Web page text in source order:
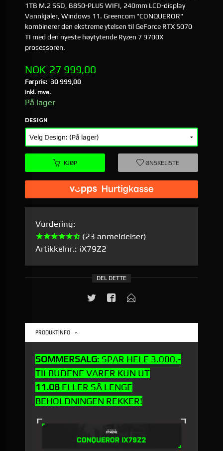
1TB M.2 SSD, B850-PLUS WIFI, 240mm LCD-display
Vannkjøler, Windows 11. Greencom "CONQUEROR"
kombinerer den ekstreme ytelsen til GeForce RTX 5070
TI med den nyeste høytytende Ryzen 7 9700X
prosessoren.
Tilbud
NOK 27 999,00
Førpris: 30 999,00
Rabatt
inkl. mva.
På lager
DESIGN
KJØP ØNSKELISTE
Vurdering:
(23 anmeldelser)
Artikkelnr.: iX79Z2
DEL DETTE
PRODUKTINFO
SOMMERSALG: SPAR HELE 3.000,-
TILBUDENE VARER KUN UT
11.08 ELLER SÅ LENGE
BEHOLDNINGEN REKKER!